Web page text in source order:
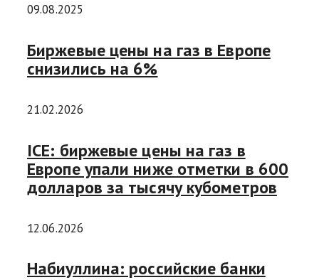
09.08.2025
Биржевые цены на газ в Европе
снизились на 6%
21.02.2026
ICE: биржевые цены на газ в
Европе упали ниже отметки в 600
долларов за тысячу кубометров
12.06.2026
Набиуллина: российские банки